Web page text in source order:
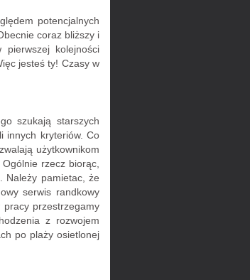
potencjalnych
coraz bliższy i
kolejności
jesteś ty! Czasy w
szukają starszych
innych kryteriów. Co
użytkownikom
rzecz biorąc,
Należy pamietac, że
serwis randkowy
pracy przestrzegamy
z rozwojem
po plaży osietlonej